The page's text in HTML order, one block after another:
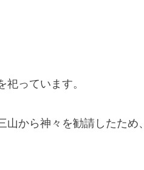
っています。
から神々を勧請したため、